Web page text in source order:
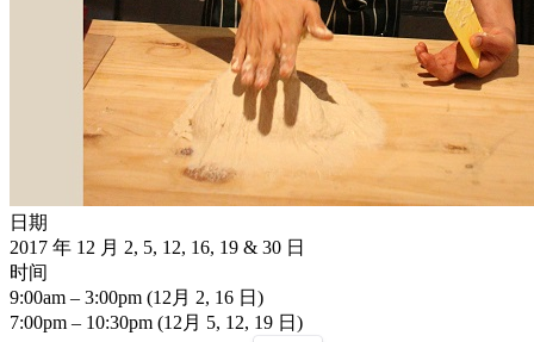
日期
2017 年 12 月 2, 5, 12, 16, 19 & 30 日
时间
9:00am – 3:00pm (12月 2, 16 日)
7:00pm – 10:30pm (12月 5, 12, 19 日)